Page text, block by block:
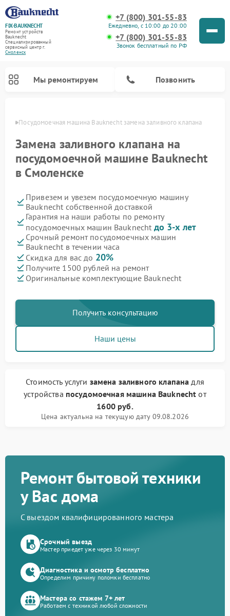
FIX-BAUKNECHT
Ремонт устройств
Bauknecht
Специализированный
cервисный центр г.
Смоленск
+7 (800) 301-55-83
Ежедневно, с 10:00 до 20:00
+7 (800) 301-55-83
Звонок бесплатный по РФ
Мы ремонтируем Позвонить
Посудомоечная машина Bauknecht замена заливного клапана
Замена заливного клапана на
посудомоечной машине Bauknecht
в Смоленске
Привезем и увезем посудомоечную машину
Bauknecht собственной доставкой
Гарантия на наши работы по ремонту
посудомоечных машин Bauknecht до 3-х лет
Срочный ремонт посудомоечных машин
Bauknecht в течении часа
Скидка для вас до 20%
Получите 1500 рублей на ремонт
Оригинальные комплектующие Bauknecht
Получить консультацию
Наши цены
Стоимость услуги замена заливного клапана для
устройства посудомоечная машина Bauknecht от
1600 руб.
Цена актуальна на текущую дату 09.08.2026
Ремонт бытовой техники
у Вас дома
С выездом квалифицированного мастера
Срочный выезд
Мастер приедет уже через 30 минут
Диагностика и осмотр бесплатно
Определим причину поломки бесплатно
Мастера со стажем 7+ лет
Работаем с техникой любой сложности